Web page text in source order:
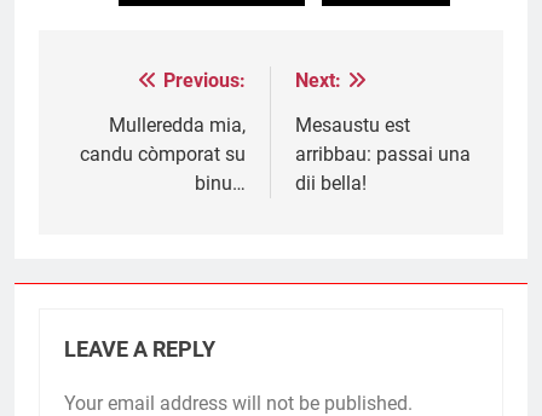
navigation
Previous:
Mulleredda mia,
candu còmporat su
binu…
Next:
Mesaustu est
arribbau: passai una
dii bella!
LEAVE A REPLY
Your email address will not be published.